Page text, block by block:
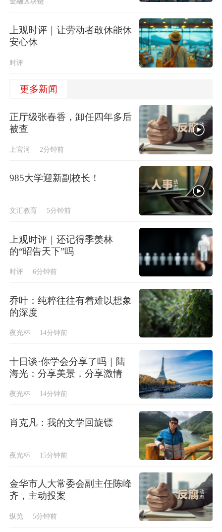
上观时评｜让劳动者敢休能休
安心休
时评
更多新闻
正厅级张春香，卸任四年多后
被查
上官河 2分钟前
985大学迎新副校长！
文汇教育 5分钟前
上观时评｜还记得季羡林
的“昭告天下”吗
时评 6分钟前
乔叶：纯粹往往有着难以想象
的深度
夜光杯 14分钟前
十日谈·你学会分享了吗｜陆
海光：分享美景，分享激情
夜光杯 14分钟前
肖克凡：我的文学回旋镖
夜光杯 15分钟前
金华市人大常委会副主任陈峰
齐，主动投案
纵览 5分钟前